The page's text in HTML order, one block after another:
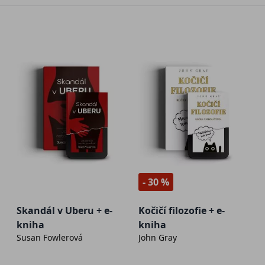
Skandál v Uberu + e-
kniha
Susan Fowlerová
- 30 %
Kočičí filozofie + e-
kniha
John Gray